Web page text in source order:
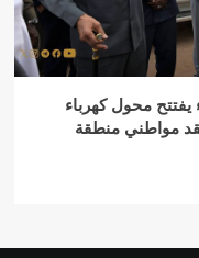
يفتتح محول كهرباء
مواطني منطقة